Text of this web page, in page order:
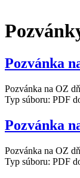
Pozvánka
Pozvánka na OZ
Typ súboru: PDF
Pozvánka
Pozvánka na OZ
Typ súboru: PDF